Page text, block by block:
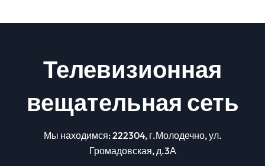
Телевизионная
вещательная сеть
Мы находимся: 222304, г.Молодечно, ул.
Громадовская, д.3А